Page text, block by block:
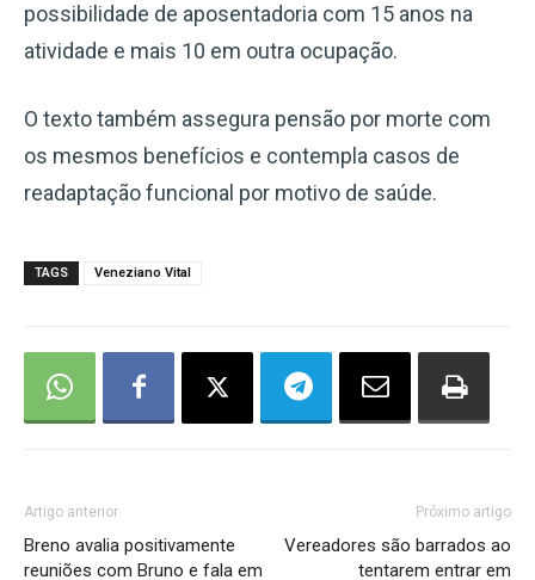
possibilidade de aposentadoria com 15 anos na
atividade e mais 10 em outra ocupação.
O texto também assegura pensão por morte com
os mesmos benefícios e contempla casos de
readaptação funcional por motivo de saúde.
TAGS Veneziano Vital
Artigo anterior
Breno avalia positivamente
reuniões com Bruno e fala em
Próximo artigo
Vereadores são barrados ao
tentarem entrar em